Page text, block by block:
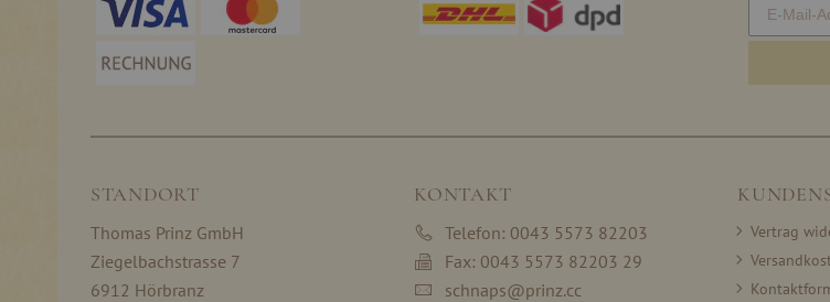
STANDORT
Thomas Prinz GmbH
Ziegelbachstrasse 7
6912 Hörbranz
KONTAKT
Telefon: 0043 5573 82203
Fax: 0043 5573 82203 29
schnaps@prinz.cc
Vertrag